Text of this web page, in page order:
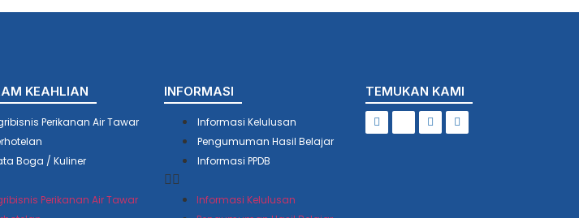
KEAHLIAN
Perikanan Air Tawar
Boga / Kuliner
Perikanan Air Tawar
INFORMASI
Informasi Kelulusan
Pengumuman Hasil Belajar
Informasi PPDB
Informasi Kelulusan
TEMUKAN KAMI